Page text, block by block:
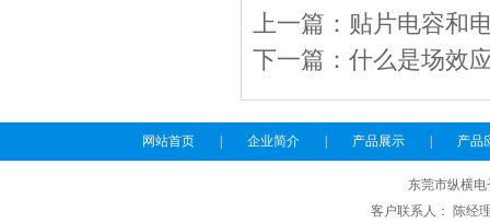
上一篇： 贴片电容和
下一篇： 什么是场效
网站首页 企业简介 产品展示 产品
东莞市纵横
客户联系人： 陈经